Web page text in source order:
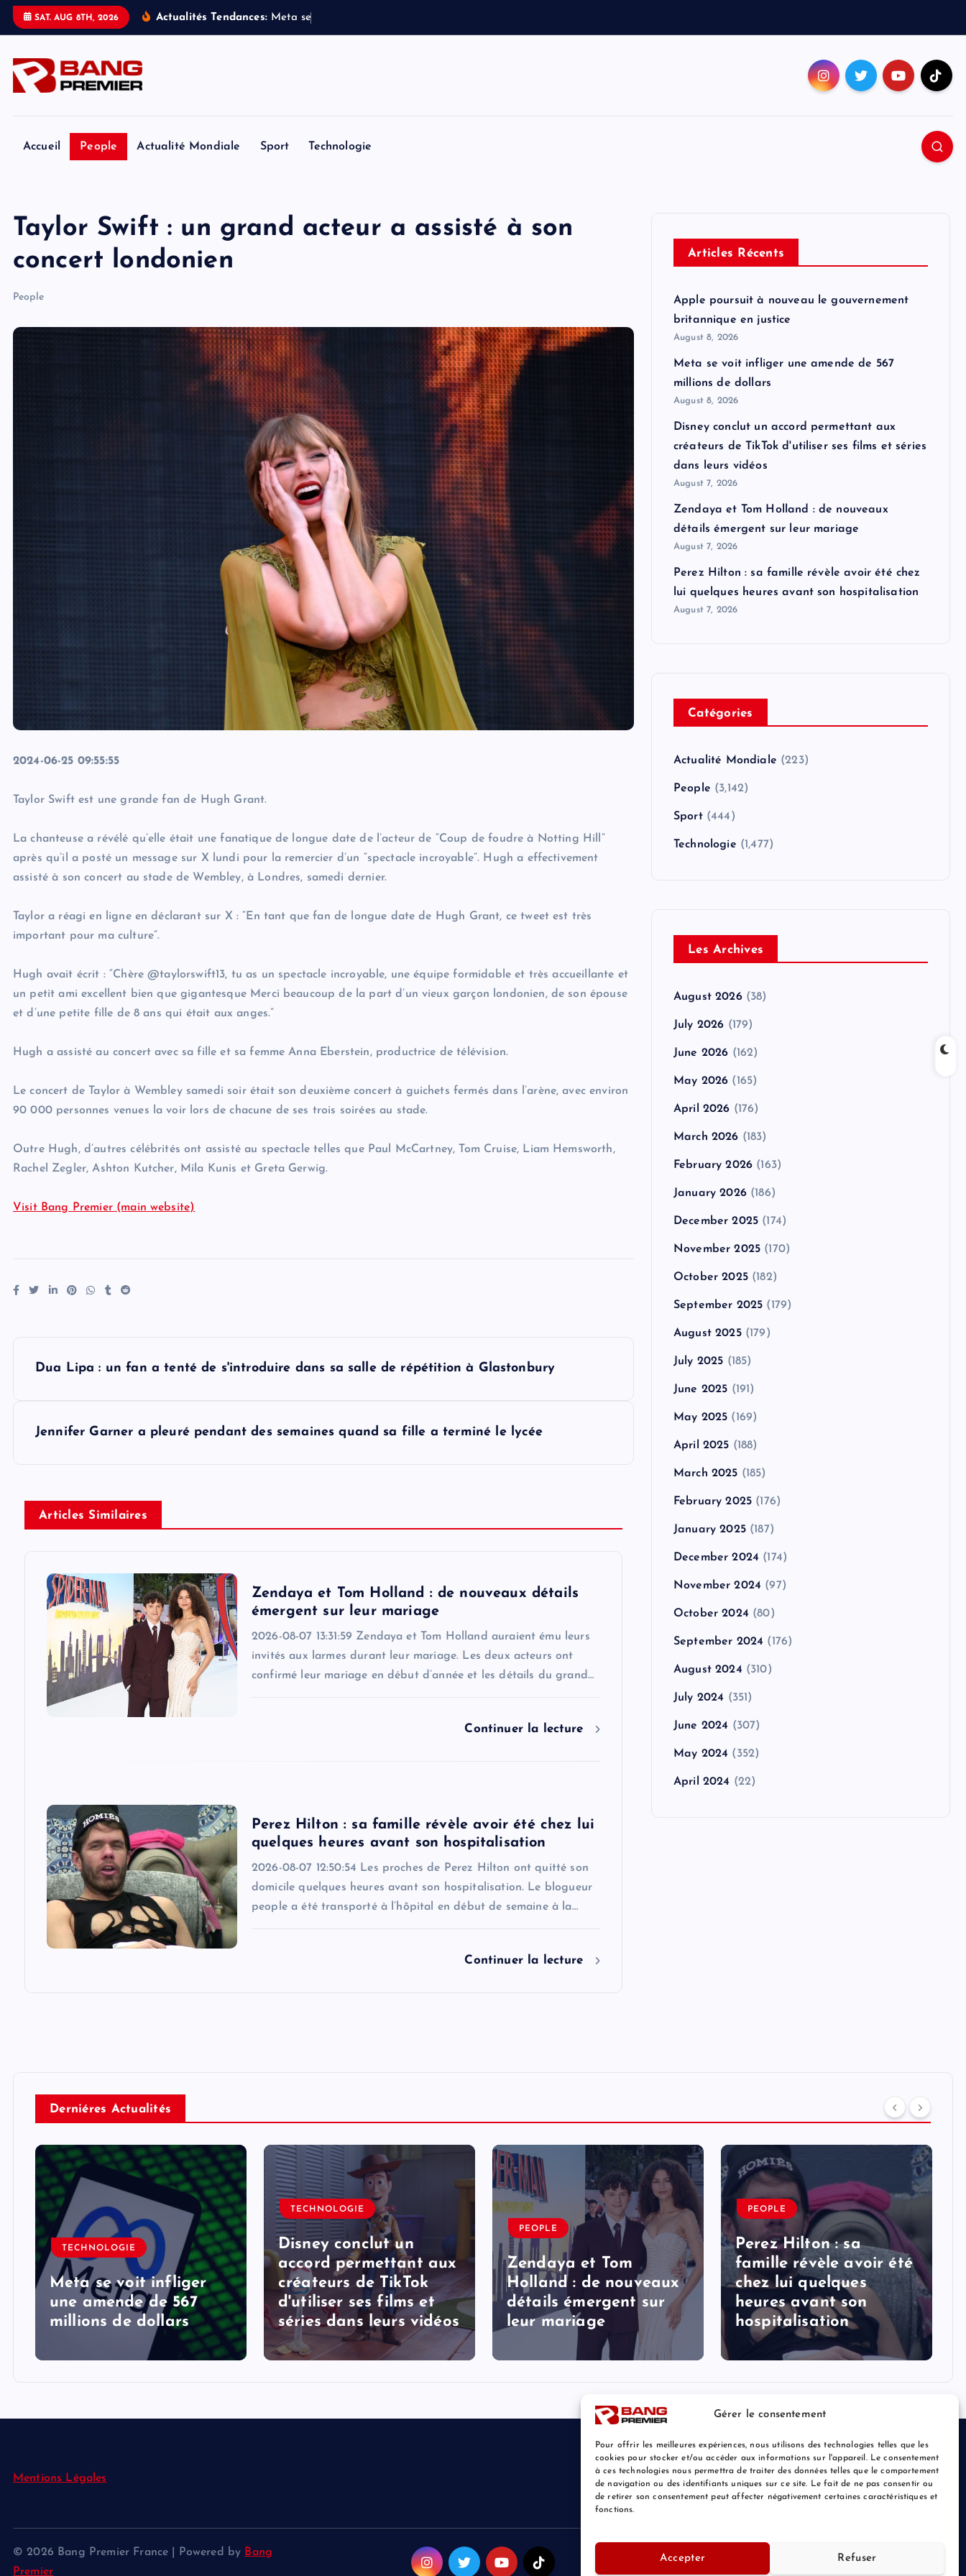
Gérer le consentement
Pour offrir les meilleures expériences, nous utilisons des technologies telles que les
cookies pour stocker et/ou accéder aux informations sur l'appareil. Le consentement
à ces technologies nous permettra de traiter des données telles que le comportement
de navigation ou des identifiants uniques sur ce site. Le fait de ne pas consentir ou
de retirer son consentement peut affecter négativement certaines caractéristiques et
fonctions.
Accepter Refuser
SAT. AUG 8TH, 2026 Actualités Tendances: Meta se
Accueil People Actualité Mondiale Sport Technologie
Taylor Swift : un grand acteur a assisté à son
concert londonien
People
2024-06-25 09:55:55
Taylor Swift est une grande fan de Hugh Grant.
La chanteuse a révélé qu’elle était une fanatique de longue date de l’acteur de “Coup de foudre à Notting Hill”
après qu’il a posté un message sur X lundi pour la remercier d’un “spectacle incroyable”. Hugh a effectivement
assisté à son concert au stade de Wembley, à Londres, samedi dernier.
Taylor a réagi en ligne en déclarant sur X : “En tant que fan de longue date de Hugh Grant, ce tweet est très
important pour ma culture”.
Hugh avait écrit : “Chère @taylorswift13, tu as un spectacle incroyable, une équipe formidable et très accueillante et
un petit ami excellent bien que gigantesque Merci beaucoup de la part d’un vieux garçon londonien, de son épouse
et d’une petite fille de 8 ans qui était aux anges.”
Hugh a assisté au concert avec sa fille et sa femme Anna Eberstein, productrice de télévision.
Le concert de Taylor à Wembley samedi soir était son deuxième concert à guichets fermés dans l’arène, avec environ
90 000 personnes venues la voir lors de chacune de ses trois soirées au stade.
Outre Hugh, d’autres célébrités ont assisté au spectacle telles que Paul McCartney, Tom Cruise, Liam Hemsworth,
Rachel Zegler, Ashton Kutcher, Mila Kunis et Greta Gerwig.
Visit Bang Premier (main website)
Dua Lipa : un fan a tenté de s'introduire dans sa salle de répétition à Glastonbury
Jennifer Garner a pleuré pendant des semaines quand sa fille a terminé le lycée
Articles Similaires
Zendaya et Tom Holland : de nouveaux détails
émergent sur leur mariage
2026-08-07 13:31:59 Zendaya et Tom Holland auraient ému leurs
invités aux larmes durant leur mariage. Les deux acteurs ont
confirmé leur mariage en début d’année et les détails du grand…
Continuer la lecture
Perez Hilton : sa famille révèle avoir été chez lui
quelques heures avant son hospitalisation
2026-08-07 12:50:54 Les proches de Perez Hilton ont quitté son
domicile quelques heures avant son hospitalisation. Le blogueur
people a été transporté à l’hôpital en début de semaine à la…
Continuer la lecture
Articles Récents
Apple poursuit à nouveau le gouvernement
britannique en justice
August 8, 2026
Meta se voit infliger une amende de 567
millions de dollars
August 8, 2026
Disney conclut un accord permettant aux
créateurs de TikTok d'utiliser ses films et séries
dans leurs vidéos
August 7, 2026
Zendaya et Tom Holland : de nouveaux
détails émergent sur leur mariage
August 7, 2026
Perez Hilton : sa famille révèle avoir été chez
lui quelques heures avant son hospitalisation
August 7, 2026
Catégories
Actualité Mondiale (223)
People (3,142)
Sport(444)
Technologie (1,477)
Les Archives
August 2026(38)
July 2026 (179)
June 2026 (162)
May 2026 (165)
April 2026 (176)
March 2026 (183)
February 2026 (163)
January 2026(186)
December 2025 (174)
November 2025 (170)
October 2025(182)
September 2025 (179)
August 2025(179)
July 2025 (185)
June 2025 (191)
May 2025 (169)
April 2025 (188)
March 2025 (185)
February 2025 (176)
January 2025(187)
December 2024 (174)
November 2024 (97)
October 2024 (80)
September 2024 (176)
August 2024 (310)
July 2024 (351)
June 2024 (307)
May 2024 (352)
April 2024 (22)
Derniéres Actualités
TECHNOLOGIE
Meta se voit infliger
une amende de 567
millions de dollars
TECHNOLOGIE
Disney conclut un
accord permettant aux
créateurs de TikTok
d'utiliser ses films et
séries dans leurs vidéos
PEOPLE
Zendaya et Tom
Holland : de nouveaux
détails émergent sur
leur mariage
PEOPLE
Perez Hilton : sa
famille révèle avoir été
chez lui quelques
heures avant son
hospitalisation
Mentions Légales
© 2026 Bang Premier France | Powered by Bang
Premier
Retour au Sommet